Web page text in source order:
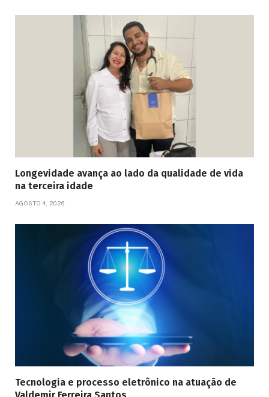
Longevidade avança ao lado da qualidade de vida
na terceira idade
AGOSTO 4, 2026
Tecnologia e processo eletrônico na atuação de